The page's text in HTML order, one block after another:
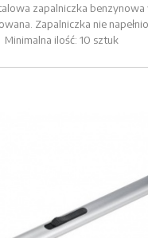
zapalniczka
Zapalniczka nie
Minimalna ilość: 10 sztuk